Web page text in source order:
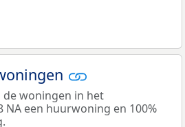
de woningen in het
NA een huurwoning en 100%